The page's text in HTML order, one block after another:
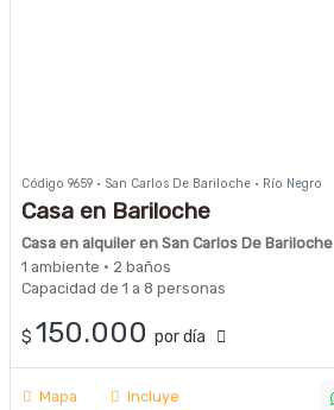
Código 9659 · San Carlos De Bariloche · Río Negro
Casa en Bariloche
Casa en alquiler en San Carlos De Bariloche
1 ambiente · 2 baños
Capacidad de 1 a 8 personas
$ 150.000 por día
Mapa Incluye